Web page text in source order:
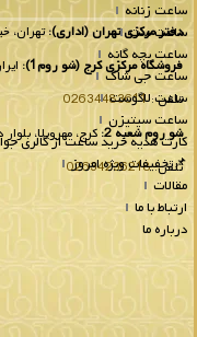
ساعت زنانه
ساعت ست
ساعت بچه گانه
ساعت جی شاک
ساعت لاگوست
ساعت سیتیزن
کارت هدیه خرید ساعت از گالری
📌تخفیفات ویژه امروز
مقالات
ارتباط با ما
درباره ما
دفتر مرکزی تهران (اداری):تهران، خیابان
فروشگاه مرکزی کرج (شو روم1):
تلفن :02634483611
شو روم شعبه 2:
کرج، مهرویلا،
تلفن:02634236218